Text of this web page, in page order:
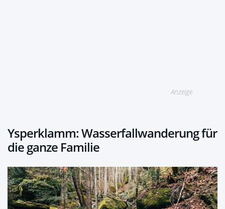
Anzeige
Ysperklamm: Wasserfallwanderung für
die ganze Familie